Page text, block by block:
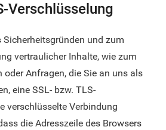
Verschlüsselung
Sicherheitsgründen und zum
vertraulicher Inhalte, wie zum
oder Anfragen, die Sie an uns als
eine SSL- bzw. TLS-
verschlüsselte Verbindung
die Adresszeile des Browsers